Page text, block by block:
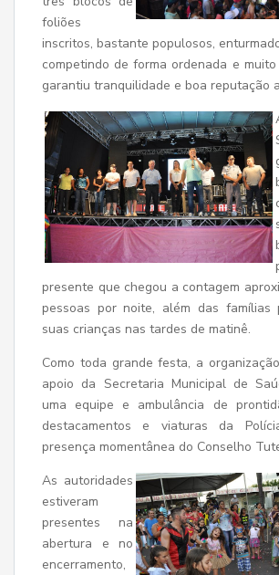
foliões
inscritos, bastante populosos,
competindo de forma ordenada e
garantiu tranquilidade e boa reputação
presente que chegou a contagem
pessoas por noite, além das famílias
suas crianças nas tardes de matinê.
Como toda grande festa, a
apoio da Secretaria Municipal de
uma equipe e ambulância de
destacamentos e viaturas da
presença momentânea do Conselho
As autoridades
estiveram
presentes na
abertura e no
encerramento,